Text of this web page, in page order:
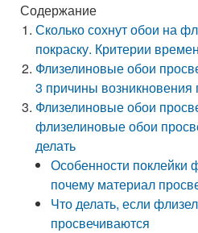
Содержание
Сколько сохнут обои на
покраску. Критерии
Флизелиновые обои
3 причины возникновения
Флизелиновые обои
флизелиновые обои
делать
Особенности поклейки
почему материал
Что делать, если
просвечиваются